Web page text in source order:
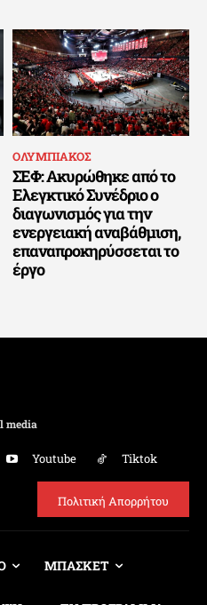
ΟΛΥΜΠΙΑΚΟΣ
ΣΕΦ: Ακυρώθηκε από το
Ελεγκτικό Συνέδριο ο
διαγωνισμός για την
ενεργειακή αναβάθμιση,
επαναπροκηρύσσεται το
έργο
media
Youtube Tiktok
Πολιτική Απορρήτου
ΜΠΑΣΚΕΤ